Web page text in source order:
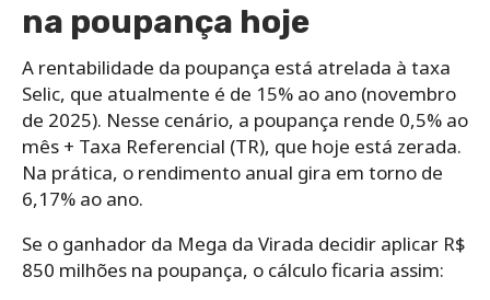
na poupança hoje
A rentabilidade da poupança está atrelada à taxa
Selic, que atualmente é de 15% ao ano (novembro
de 2025). Nesse cenário, a poupança rende 0,5% ao
mês + Taxa Referencial (TR), que hoje está zerada.
Na prática, o rendimento anual gira em torno de
6,17% ao ano.
Se o ganhador da Mega da Virada decidir aplicar R$
850 milhões na poupança, o cálculo ficaria assim: